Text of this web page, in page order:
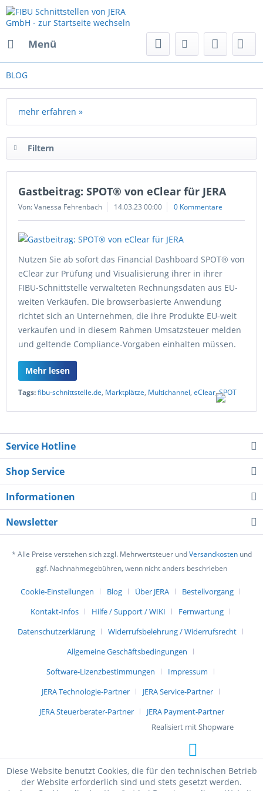
Menü
BLOG
mehr erfahren »
Filtern
Gastbeitrag: SPOT® von eClear für JERA
Von: Vanessa Fehrenbach 14.03.23 00:00 0 Kommentare
Nutzen Sie ab sofort das Financial Dashboard SPOT® von
eClear zur Prüfung und Visualisierung ihrer in ihrer
FIBU-Schnittstelle verwalteten Rechnungsdaten aus EU-
weiten Verkäufen. Die browserbasierte Anwendung
richtet sich an Unternehmen, die ihre Produkte EU-weit
verkaufen und in diesem Rahmen Umsatzsteuer melden
und geltende Compliance-Vorgaben einhalten müssen.
Mehr lesen
Tags:fibu-schnittstelle.de, Marktplätze, Multichannel, eClear,SPOT
Service Hotline
Shop Service
Informationen
Newsletter
* Alle Preise verstehen sich zzgl. Mehrwertsteuer undVersandkostenund
ggf. Nachnahmegebühren, wenn nicht anders beschrieben
Cookie-Einstellungen Blog Über JERA
Bestellvorgang
Kontakt-Infos
Hilfe / Support / WIKI
Fernwartung
Datenschutzerklärung
Widerrufsbelehrung / Widerrufsrecht
Allgemeine Geschäftsbedingungen
Software-Lizenzbestimmungen
Impressum
JERA Technologie-Partner
JERA Service-Partner
JERA Steuerberater-Partner
JERA Payment-Partner
Realisiert mit Shopware
Diese Website benutzt Cookies, die für den technischen Betrieb
der Website erforderlich sind und stets gesetzt werden.